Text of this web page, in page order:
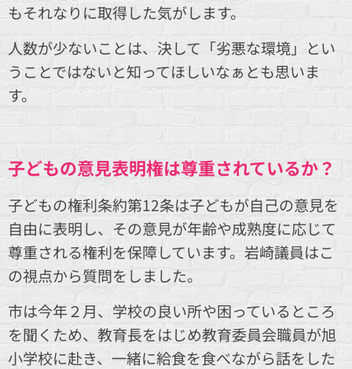
もそれなりに取得した気がします。
人数が少ないことは、決して「劣悪な環境」とい
うことではないと知ってほしいなぁとも思いま
す。
子どもの意見表明権は尊重されているか？
子どもの権利条約第12条は子どもが自己の意見を
自由に表明し、その意見が年齢や成熟度に応じて
尊重される権利を保障しています。岩崎議員はこ
の視点から質問をしました。
市は今年２月、学校の良い所や困っているところ
を聞くため、教育長をはじめ教育委員会職員が旭
小学校に赴き、一緒に給食を食べながら話をした